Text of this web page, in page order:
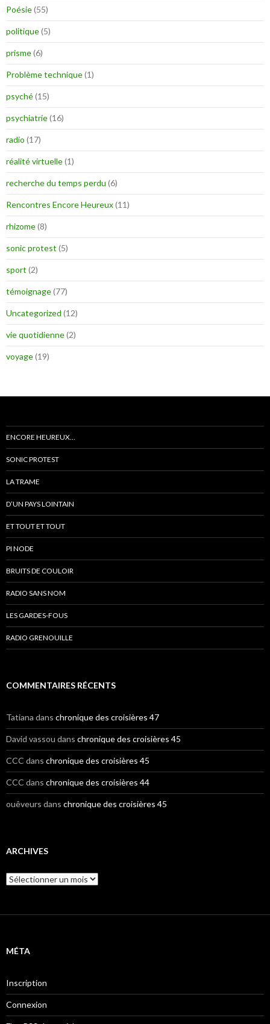
Poésie(55)
politique(5)
prisme(6)
Problème technique(1)
psyché(15)
psychiatrie(16)
radio (17)
réalité virtuelle(1)
recherche du temps perdu (6)
Rencontres Encore Heureux(11)
rhizome(8)
sonic protest (5)
sport (2)
témoignage(77)
Uncategorized (12)
vie quotidienne(2)
voyage(19)
ENCORE HEUREUX…
SONIC PROTEST
LA TRAME
D’UN PAYS LOINTAIN
ET TOUT ET TOUT
PI NODE
BRUITS DE COULOIR
RADIO SANS NOM
LES GARDES-FOUS
RADIO GRENOUILLE
COMMENTAIRES RÉCENTS
Tatiana dans chronique des croisières 47
David vassou dans chronique des croisières 45
CCC dans chronique des croisières 45
CCC dans chronique des croisières 44
ouêveurs dans chronique des croisières 45
ARCHIVES
A
r
s
MÉTA
Inscription
Connexion